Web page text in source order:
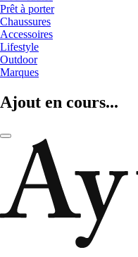
Prêt à porter
Chaussures
Accessoires
Lifestyle
Outdoor
Marques
Ajout en cours...